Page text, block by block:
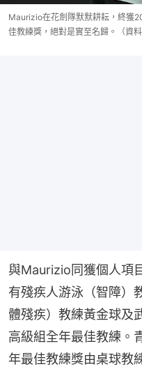
Maurizio在花劍隊默默耕耘，終獲
佳教練獎，絕對是實至名歸。（資料
與Maurizio同獲個人項
有殘疾人游泳（智障）
體殘疾）教練黃金球及
高級組全年最佳教練。
年最佳教練獎由桌球教